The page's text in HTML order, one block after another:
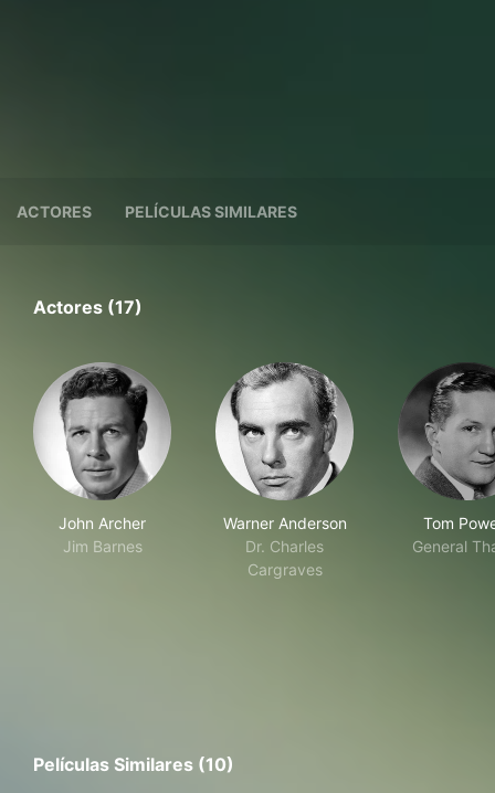
ACTORES PELÍCULAS SIMILARES
Actores (17)
John Archer
Jim Barnes
Warner Anderson
Dr. Charles
Cargraves
Tom
General
Películas Similares (10)